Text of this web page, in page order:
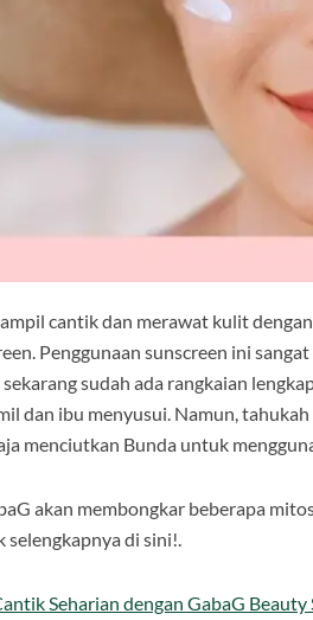
cantik dan merawat kulit
Penggunaan sunscreen ini
sudah ada rangkaian
dan ibu menyusui. Namun,
menciutkan Bunda untuk
akan membongkar beberapa
selengkapnya di sini!.
Seharian dengan GabaG Beauty